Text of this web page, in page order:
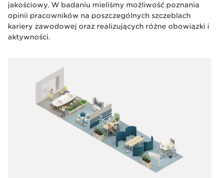
jakościowy. W badaniu mieliśmy możliwość poznania
opinii pracowników na poszczególnych szczeblach
kariery zawodowej oraz realizujących różne obowiązki i
aktywności.